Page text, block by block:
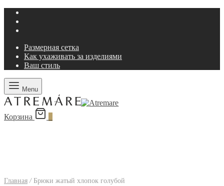
Размерная сетка
Как ухаживать за изделиями
Ваш стиль
Menu
Корзина
Главная /Брюки жатый хлопок голубой